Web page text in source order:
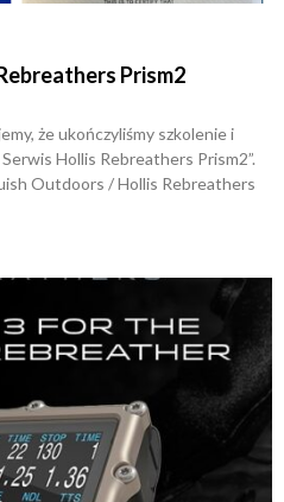
Prism2
że ukończyliśmy szkolenie i
Hollis Rebreathers Prism2”.
Outdoors / Hollis Rebreathers